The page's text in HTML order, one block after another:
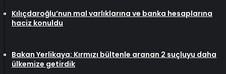
Kılıçdaroğlu’nun mal varlıklarına ve banka hesaplarına
haciz konuldu
Bakan Yerlikaya: Kırmızı bültenle aranan 2 suçluyu daha
ülkemize getirdik